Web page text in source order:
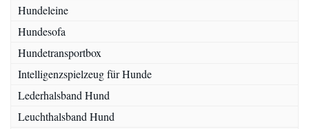
Hundeleine
Hundesofa
Hundetransportbox
Intelligenzspielzeug für Hunde
Lederhalsband Hund
Leuchthalsband Hund